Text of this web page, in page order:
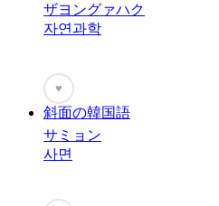
ザヨングァハク
자연과학
♥
斜面の韓国語
サミョン
사면